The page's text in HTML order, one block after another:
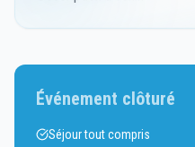
Événement clôturé
Séjour tout compris